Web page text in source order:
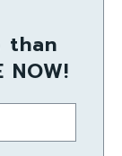
than
NOW!